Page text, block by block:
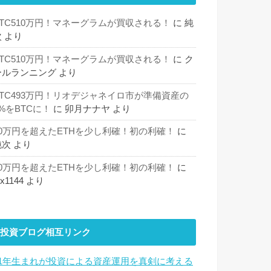
万円！マネーグラムが買収される！ に 純
より
万円！マネーグラムが買収される！ に ク
ルランニング より
万円！リオデジャネイロ市が準備資産の
をBTCに！
に 卯月ナナヤ より
万円を超えたETHを少し利確！初の利確！
に
より
万円を超えたETHを少し利確！初の利確！
に
より
投資ブログ相互リンク
年生まれが投資による資産運用を真剣に考える